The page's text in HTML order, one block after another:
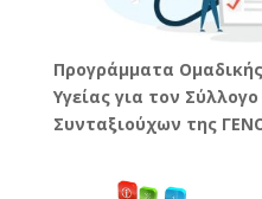
Προγράμματα
Υγείας για τον
Συνταξιούχων της